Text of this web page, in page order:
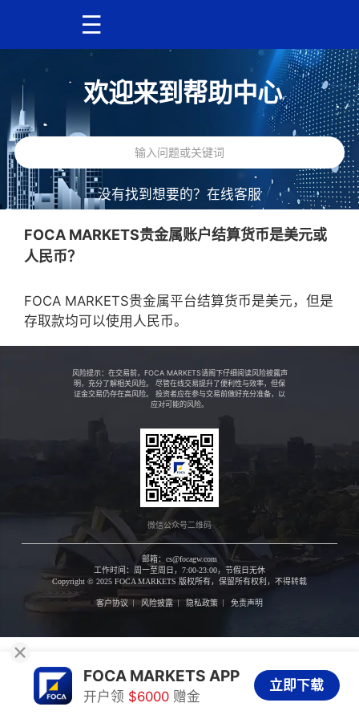
欢迎来到帮助中心
没有找到想要的？ 在线客服
FOCA MARKETS贵金属账户结算货币是美元或
人民币？
FOCA MARKETS贵金属平台结算货币是美元，但是
存取款均可以使用人民币。
风险提示：在交易前，FOCA MARKETS请阁下仔细阅读风险披露声
明，充分了解相关风险。 尽管在线交易提升了便利性与效率，但保
证金交易仍存在高风险。 投资者应在参与交易前做好充分准备，以
应对可能的风险。
微信公众号二维码
邮箱：cs@focagw.com
工作时间：周一至周日，7:00-23:00，节假日无休
Copyright © 2025 FOCA MARKETS 版权所有，保留所有权利，不得转载
客户协议 风险披露 隐私政策 免责声明
FOCA MARKETS APP
开户领 $6000 赠金
立即下载